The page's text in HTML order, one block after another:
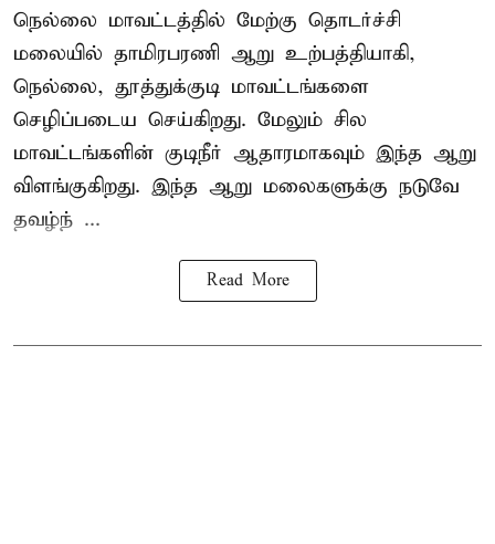
நெல்லை மாவட்டத்தில் மேற்கு தொடர்ச்சி
மலையில் தாமிரபரணி ஆறு உற்பத்தியாகி,
நெல்லை, தூத்துக்குடி மாவட்டங்களை
செழிப்படைய செய்கிறது. மேலும் சில
மாவட்டங்களின் குடிநீர் ஆதாரமாகவும் இந்த ஆறு
விளங்குகிறது. இந்த ஆறு மலைகளுக்கு நடுவே
தவழ்ந் ...
Read More